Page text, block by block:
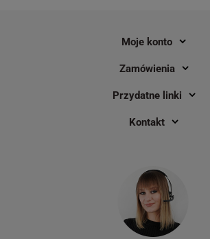
Moje konto
Zamówienia
Przydatne linki
Kontakt